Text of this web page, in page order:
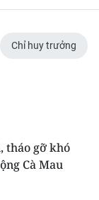
Chỉ huy trưởng
tháo gỡ khó
Cà Mau